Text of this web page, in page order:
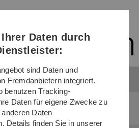
Direkt
Direkt
Direkt
(Sprache,
Drucken,
Media)
Direkt
Direkt
durch den Garten
Daten durch
sind Daten und
Fremdanbietern integriert.
benutzen Tracking-
Daten für eigene Zwecke zu
Daten
Details finden Sie in unserer